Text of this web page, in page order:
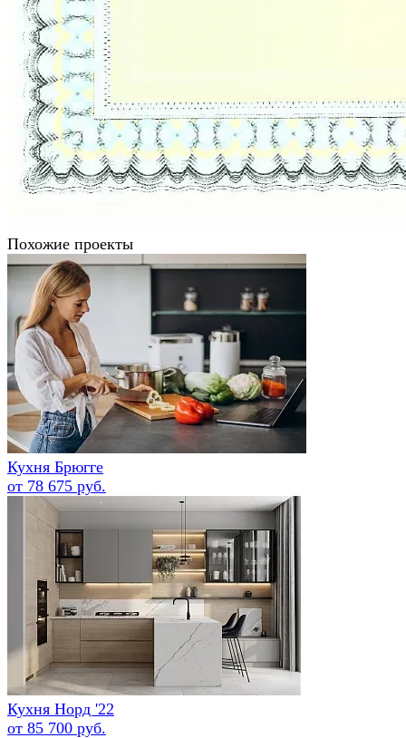
Похожие проекты
Кухня Брюгге
от 78 675 руб.
Кухня Норд '22
от 85 700 руб.